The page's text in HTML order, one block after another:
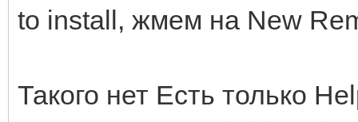
to install, жмем на New
Такого нет Есть только